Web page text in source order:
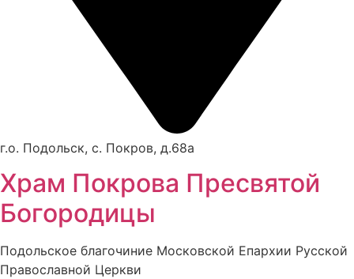
г.о. Подольск, с. Покров, д.68а
Храм Покрова Пресвятой
Богородицы
Подольское благочиние Московской Епархии Русской
Православной Церкви